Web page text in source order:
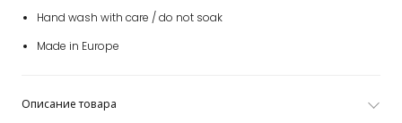
Hand wash with care / do not soak
Made in Europe
Описание товара